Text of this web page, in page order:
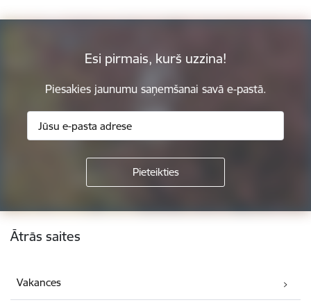
Esi pirmais, kurš uzzina!
Piesakies jaunumu saņemšanai savā e-pastā.
Kājene
Ātrās saites
Vakances